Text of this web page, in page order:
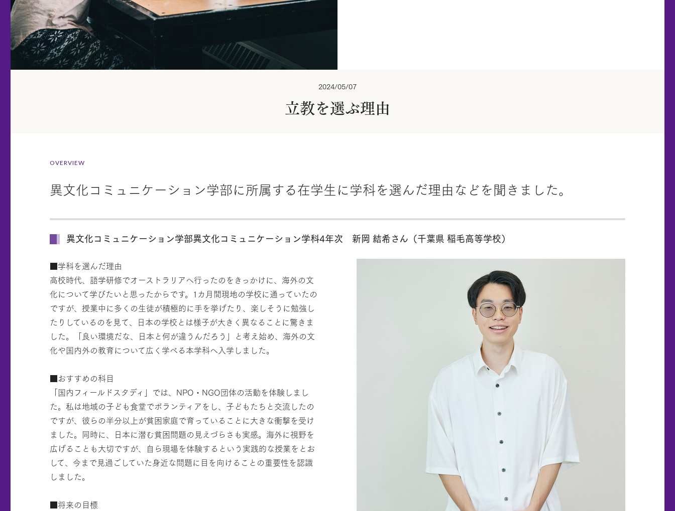
2024/05/07
立教を選ぶ理由
OVERVIEW
異文化コミュニケーション学部に所属する在学生に学科を選んだ理由などを聞きました。
異文化コミュニケーション学部異文化コミュニケーション学科4年次 新岡 結希さん（千葉県 稲毛高等学校）
■学科を選んだ理由
高校時代、語学研修でオーストラリアへ行ったのをきっかけに、海外の文
化について学びたいと思ったからです。1カ月間現地の学校に通っていたの
ですが、授業中に多くの生徒が積極的に手を挙げたり、楽しそうに勉強し
たりしているのを見て、日本の学校とは様子が大きく異なることに驚きま
した。「良い環境だな、日本と何が違うんだろう」と考え始め、海外の文
化や国内外の教育について広く学べる本学科へ入学しました。
■おすすめの科目
「国内フィールドスタディ」では、NPO・NGO団体の活動を体験しまし
た。私は地域の子ども食堂でボランティアをし、子どもたちと交流したの
ですが、彼らの半分以上が貧困家庭で育っていることに大きな衝撃を受け
ました。同時に、日本に潜む貧困問題の見えづらさも実感。海外に視野を
広げることも大切ですが、自ら現場を体験するという実践的な授業をとお
して、今まで見過ごしていた身近な問題に目を向けることの重要性を認識
しました。
■将来の目標